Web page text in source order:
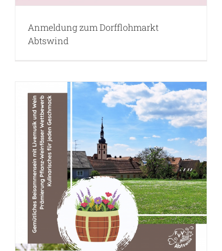
Anmeldung zum Dorfflohmarkt
Abtswind